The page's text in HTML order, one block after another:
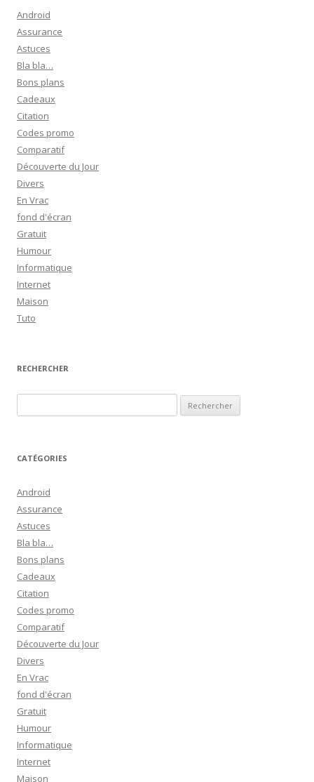
Android
Assurance
Astuces
Bla bla…
Bons plans
Cadeaux
Citation
Codes promo
Comparatif
Découverte du Jour
Divers
En Vrac
fond d'écran
Gratuit
Humour
Informatique
Internet
Maison
Tuto
RECHERCHER
e
h
r
c
h
e
r
:
CATÉGORIES
Android
Assurance
Astuces
Bla bla…
Bons plans
Cadeaux
Citation
Codes promo
Comparatif
Découverte du Jour
Divers
En Vrac
fond d'écran
Gratuit
Humour
Informatique
Internet
Maison